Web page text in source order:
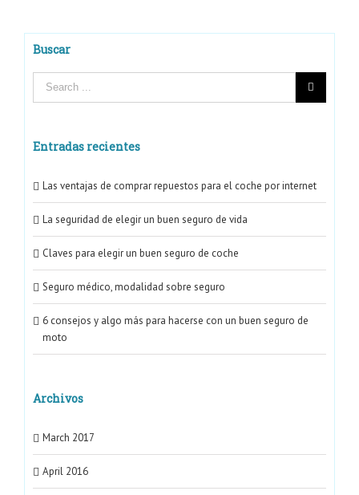
Buscar
Entradas recientes
Las ventajas de comprar repuestos para el coche por internet
La seguridad de elegir un buen seguro de vida
Claves para elegir un buen seguro de coche
Seguro médico, modalidad sobre seguro
6 consejos y algo más para hacerse con un buen seguro de
moto
Archivos
March 2017
April 2016
Las ventajas de comprar repuestos para el coche por internet
Seguro médico, modalidad sobre seguro
6 consejos y algo más para hacerse con un buen seguro de moto
CATEGORÍAS
Elegir Seguros
Otros
Seguros
Seguros de moto
Seguros médicos